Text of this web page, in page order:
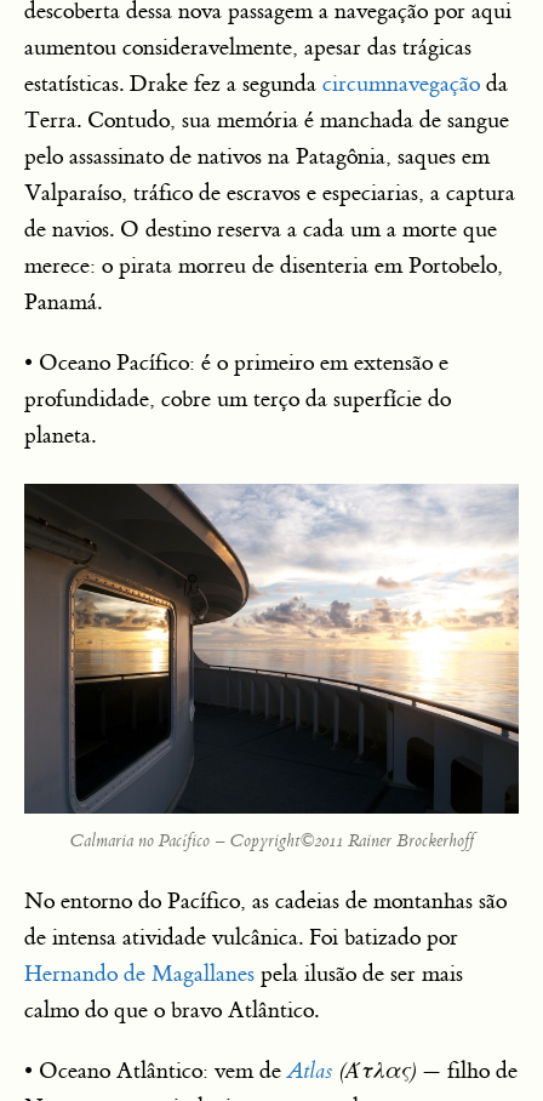
descoberta dessa nova passagem a navegação por aqui
aumentou consideravelmente, apesar das trágicas
estatísticas. Drake fez a segunda circumnavegação da
Terra. Contudo, sua memória é manchada de sangue
pelo assassinato de nativos na Patagônia, saques em
Valparaíso, tráfico de escravos e especiarias, a captura
de navios. O destino reserva a cada um a morte que
merece: o pirata morreu de disenteria em Portobelo,
Panamá.
• Oceano Pacífico: é o primeiro em extensão e
profundidade, cobre um terço da superfície do
planeta.
Calmaria no Pacífico – Copyright©2011 Rainer Brockerhoff
No entorno do Pacífico, as cadeias de montanhas são
de intensa atividade vulcânica. Foi batizado por
Hernando de Magallanes pela ilusão de ser mais
calmo do que o bravo Atlântico.
• Oceano Atlântico: vem deAtlas (Άτλας) — filho de